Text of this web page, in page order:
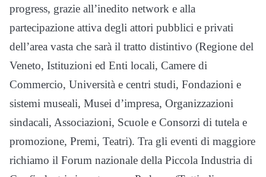
progress, grazie all’inedito network e alla
partecipazione attiva degli attori pubblici e privati
dell’area vasta che sarà il tratto distintivo (Regione del
Veneto, Istituzioni ed Enti locali, Camere di
Commercio, Università e centri studi, Fondazioni e
sistemi museali, Musei d’impresa, Organizzazioni
sindacali, Associazioni, Scuole e Consorzi di tutela e
promozione, Premi, Teatri). Tra gli eventi di maggiore
richiamo il Forum nazionale della Piccola Industria di